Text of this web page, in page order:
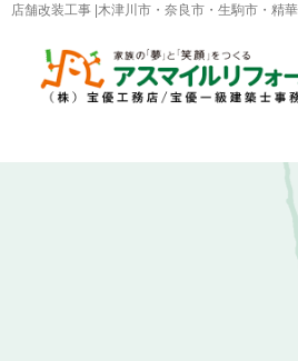
店舗改装工事 |木津川市・奈良市・生駒市・精